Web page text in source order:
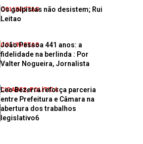
COLUNISTAS
Os golpistas não desistem; Rui
Leitao
COLUNISTAS
João Pessoa 441 anos: a
fidelidade na berlinda : Por
Valter Nogueira, Jornalista
CIDADES,POLÍTICA
Leo Bezerra reforça parceria
entre Prefeitura e Câmara na
abertura dos trabalhos
legislativo6